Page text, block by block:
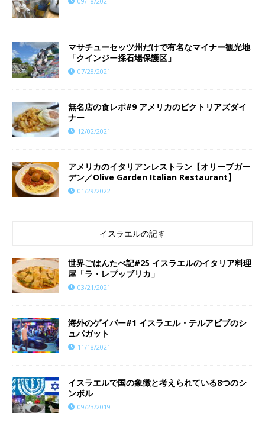
マサチューセッツ州だけで有名なマイナー観光地
「クインジー採石場保護区」
07/28/2021
無名店の食レポ#9 アメリカのビクトリアズダイ
ナー
12/02/2021
アメリカのイタリアンレストラン【オリーブガー
デン／Olive Garden Italian Restaurant】
01/29/2022
イスラエルの記事
世界ごはんたべ記#25 イスラエルのイタリア料理
屋「ラ・レプッブリカ」
03/21/2021
海外のゲイバー#1 イスラエル・テルアビブのシ
ュパガット
11/18/2021
イスラエルで国の象徴と考えられている8つのシ
ンボル
09/23/2019